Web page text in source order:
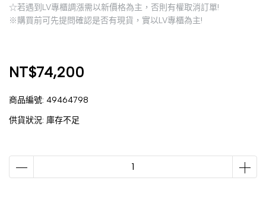
☆若遇到LV專櫃調漲需以新價格為主，否則有權取消訂單!
※購買前可先提問確認是否有現貨，實以LV專櫃為主!
NT$74,200
商品編號: 49464798
供貨狀況: 庫存不足